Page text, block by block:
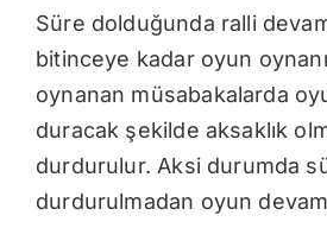
Süre dolduğunda ralli
bitinceye kadar oyun
oynanan müsabakalarda
duracak şekilde aksaklık
durdurulur. Aksi durumda
durdurulmadan oyun